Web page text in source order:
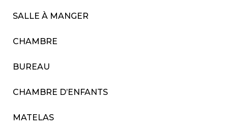
SALLE À MANGER
CHAMBRE
BUREAU
CHAMBRE D’ENFANTS
MATELAS